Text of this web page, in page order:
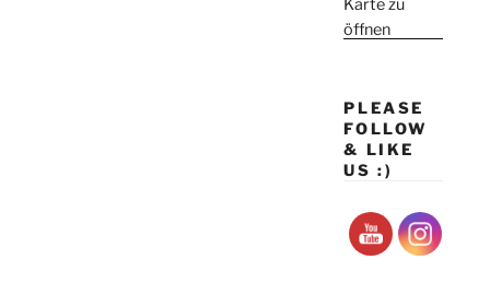
PLEASE
FOLLOW
& LIKE
US :)